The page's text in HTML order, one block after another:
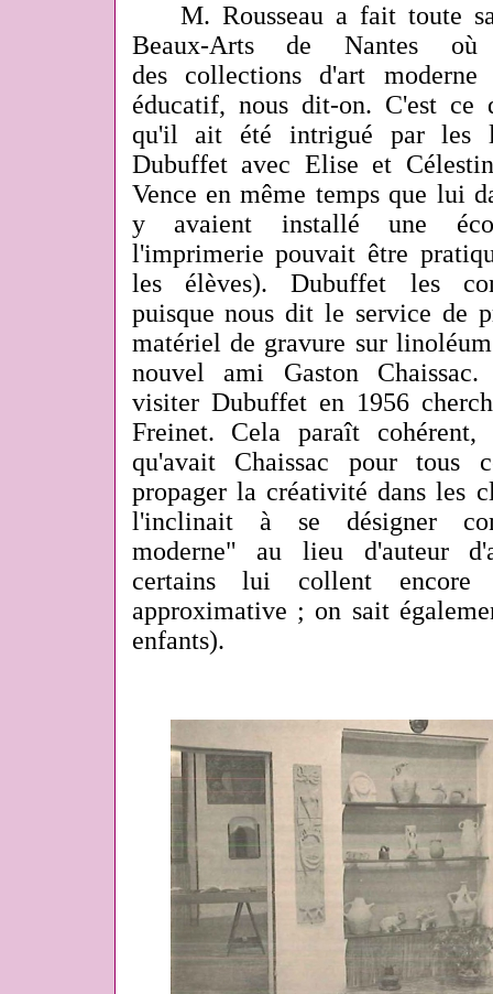
M. Rousseau a fait toute sa
Beaux-Arts de Nantes
des collections d'art
éducatif, nous dit-on. C'est ce
qu'il ait été intrigué par les
Dubuffet avec Elise et
Vence en même temps que lui
y avaient installé une
l'imprimerie pouvait être
les élèves). Dubuffet les
puisque nous dit le service de
matériel de gravure sur
nouvel ami Gaston
visiter Dubuffet en 1956
Freinet. Cela paraît
qu'avait Chaissac pour tous
propager la créativité dans les
l'inclinait à se désigner
moderne" au lieu d'auteur
certains lui collent encore
approximative ; on sait
enfants).